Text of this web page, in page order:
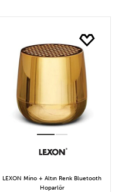
LEXON Mino + Altın Renk Bluetooth
Hoparlör